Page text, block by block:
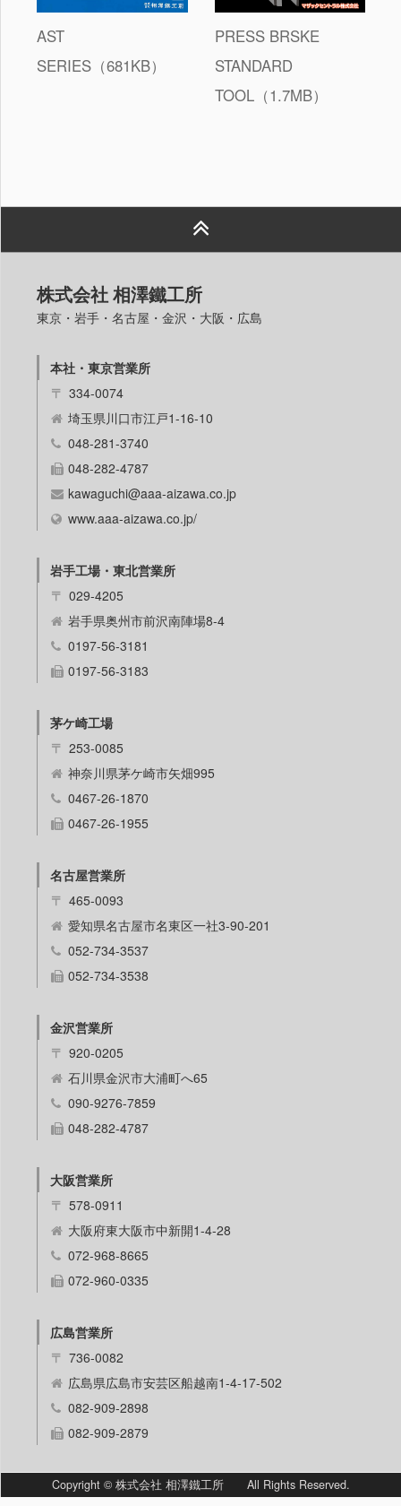
AST
SERIES（681KB）
PRESS BRSKE
STANDARD
TOOL（1.7MB）
株式会社 相澤鐵工所
東京・岩手・名古屋・金沢・大阪・広島
本社・東京営業所
〒 334-0074
埼玉県川口市江戸1-16-10
048-281-3740
048-282-4787
kawaguchi@aaa-aizawa.co.jp
www.aaa-aizawa.co.jp/
岩手工場・東北営業所
〒 029-4205
岩手県奥州市前沢南陣場8-4
0197-56-3181
0197-56-3183
茅ケ崎工場
〒 253-0085
神奈川県茅ケ崎市矢畑995
0467-26-1870
0467-26-1955
名古屋営業所
〒 465-0093
愛知県名古屋市名東区一社3-90-201
052-734-3537
052-734-3538
金沢営業所
〒 920-0205
石川県金沢市大浦町へ65
090-9276-7859
048-282-4787
大阪営業所
〒 578-0911
大阪府東大阪市中新開1-4-28
072-968-8665
072-960-0335
広島営業所
〒 736-0082
広島県広島市安芸区船越南1-4-17-502
082-909-2898
082-909-2879
Copyright © 株式会社 相澤鐵工所 All Rights Reserved.